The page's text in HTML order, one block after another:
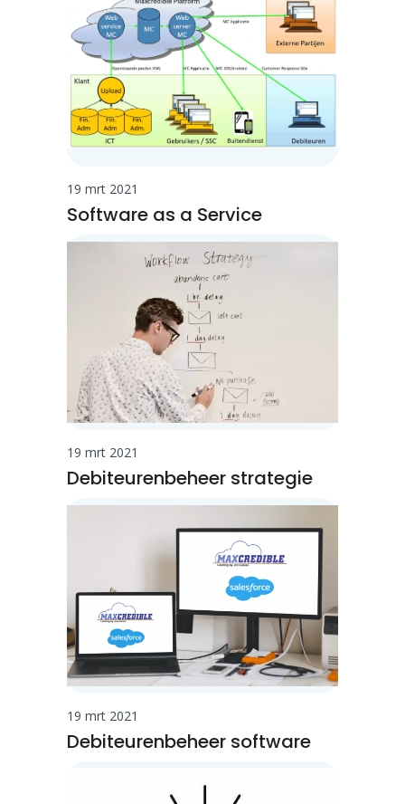
19 mrt 2021
Software as a Service
19 mrt 2021
Debiteurenbeheer strategie
19 mrt 2021
Debiteurenbeheer software